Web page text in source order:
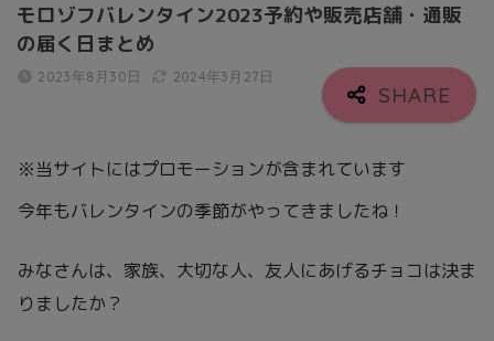
モロゾフバレンタイン2023予約や販売店舗・通販
の届く日まとめ
2023年8月30日 2024年3月27日
※当サイトにはプロモーションが含まれています
今年もバレンタインの季節がやってきましたね！
みなさんは、家族、大切な人、友人にあげるチョコは決ま
りましたか？